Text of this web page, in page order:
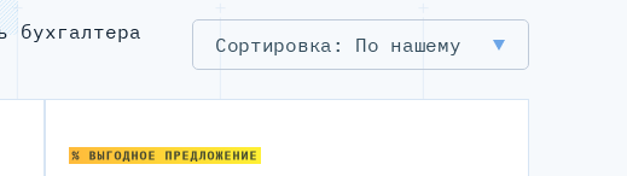
бухгалтера
По нашему
% ВЫГОДНОЕ ПРЕДЛОЖЕНИЕ